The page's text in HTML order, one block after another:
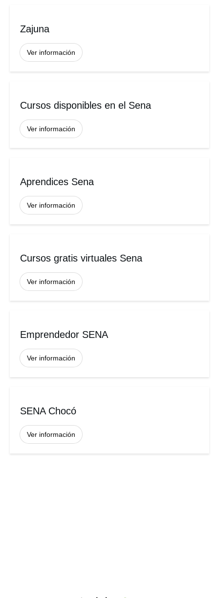
Zajuna
Ver información
Cursos disponibles en el Sena
Ver información
Aprendices Sena
Ver información
Cursos gratis virtuales Sena
Ver información
Emprendedor SENA
Ver información
SENA Chocó
Ver información